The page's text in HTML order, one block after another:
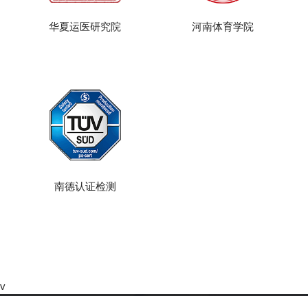
华夏运医研究院 河南体育学院
南德认证检测
v